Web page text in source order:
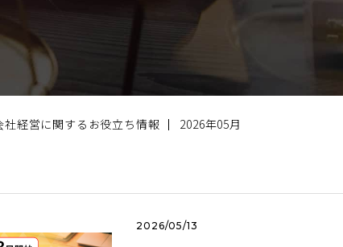
経営に関するお役立ち情報 2026年05月
2026/05/13